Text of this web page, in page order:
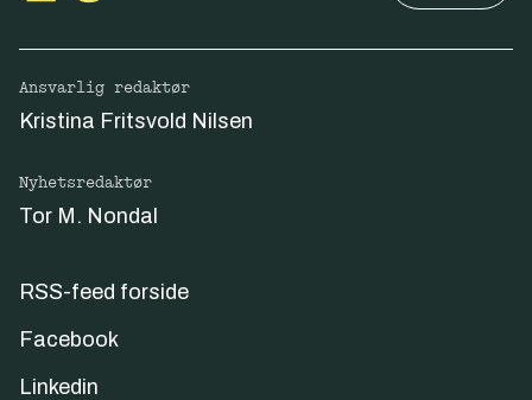
Ansvarlig redaktør
Kristina Fritsvold Nilsen
Nyhetsredaktør
Tor M. Nondal
RSS-feed forside
Facebook
Linkedin